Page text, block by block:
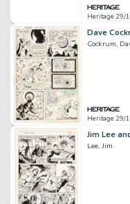
Heritage 29/
Cockrum,
Heritage 29/
Lee, Jim